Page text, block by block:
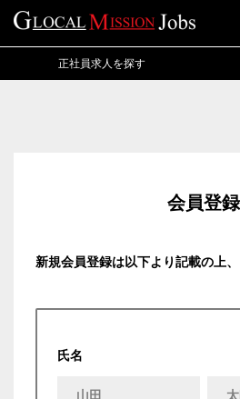
正社員求人を探す
会員登録
新規会員登録は以下より記載の上、
氏名